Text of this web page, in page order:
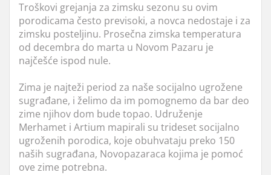
Troškovi grejanja za zimsku sezonu su ovim
porodicama često previsoki, a novca nedostaje i za
zimsku posteljinu. Prosečna zimska temperatura
od decembra do marta u Novom Pazaru je
najčešće ispod nule.
Zima je najteži period za naše socijalno ugrožene
sugrađane, i želimo da im pomognemo da bar deo
zime njihov dom bude topao. Udruženje
Merhamet i Artium mapirali su trideset socijalno
ugroženih porodica, koje obuhvataju preko 150
naših sugrađana, Novopazaraca kojima je pomoć
ove zime potrebna.